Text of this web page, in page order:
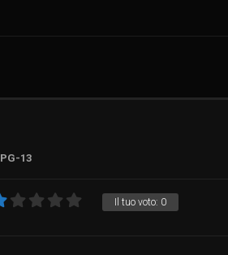
PG-13
Il tuo voto: 0